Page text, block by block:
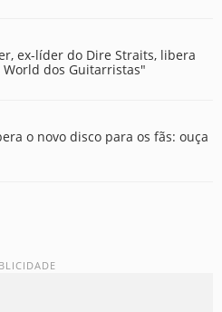
ex-líder do Dire Straits, libera
World dos Guitarristas"
o novo disco para os fãs: ouça